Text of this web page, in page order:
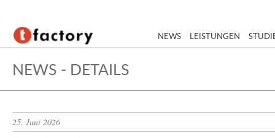
NEWS LEISTUNGEN
NEWS - DETAILS
25. Juni 2026